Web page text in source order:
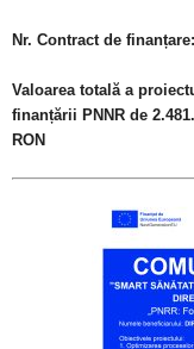
Nr. Contract de finanțare:
Valoarea totală a
finanțării PNNR de
RON